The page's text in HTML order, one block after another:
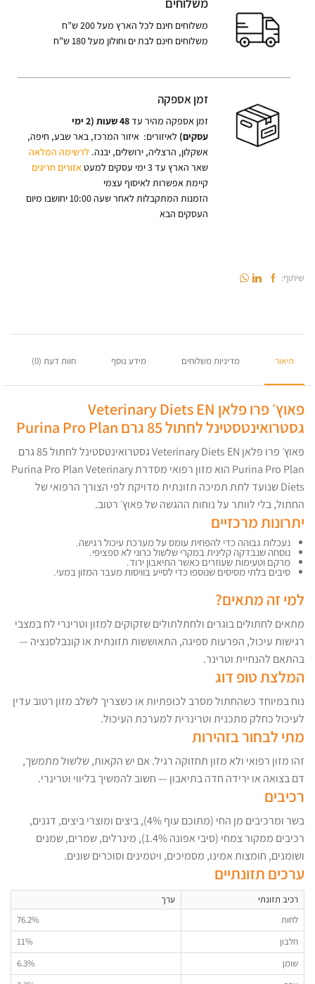
משלוחים
משלוחים חינם לכל הארץ מעל 200 ש”ח
משלוחים חינם לבת ים וחולון מעל 180 ש”ח
זמן אספקה
זמן אספקה מהיר עד
48 שעות (2 ימי
עסקים)לאיזורים: איזור המרכז, באר שבע, חיפה,
אשקלון, הרצליה, ירושלים, יבנה.לרשימה המלאה
שאר הארץ עד 3 ימי עסקים למעט
אזורים חריגים
קיימת אפשרות לאיסוף עצמי
הזמנות המתקבלות לאחר שעה 10:00 יחושבו מיום
העסקים הבא
שיתוף:
תיאור מדיניות משלוחים מידע נוסף חוות דעת (0)
פאוץ׳ פרו פלאן Veterinary Diets EN
גסטרואינטסטינל לחתול 85 גרם Purina Pro Plan
פאוץ׳ פרו פלאן Veterinary Diets EN גסטרואינטסטינל לחתול 85 גרם
Purina Pro Plan הוא מזון רפואי מסדרת Purina Pro Plan Veterinary
Diets שנועד לתת תמיכה תזונתית מדויקת לפי הצורך הרפואי של
החתול, בלי לוותר על נוחות ההגשה של פאוץ׳ רטוב.
יתרונות מרכזיים
נעכלות גבוהה כדי להפחית עומס על מערכת עיכול רגישה.
נוסחה שנבדקה קלינית במקרי שלשול כרוני לא ספציפי.
מרקם וטעימות שעוזרים כאשר התיאבון ירוד.
סיבים בלתי מסיסים שנוספו כדי לסייע בוויסות מעבר המזון במעי.
למי זה מתאים?
מתאים לחתולים בוגרים ולחתלתולים שזקוקים למזון וטרינרי לח במצבי
רגישות עיכול, הפרעות ספיגה, התאוששות תזונתית או קונבלסנציה —
בהתאם להנחיית וטרינר.
המלצת טופ דוג
נוח במיוחד כשהחתול מסרב לכופתיות או כשצריך לשלב מזון רטוב עדין
לעיכול כחלק מתכנית וטרינרית למערכת העיכול.
מתי לבחור בזהירות
זהו מזון רפואי ולא מזון תחזוקה רגיל. אם יש הקאות, שלשול מתמשך,
דם בצואה או ירידה חדה בתיאבון — חשוב להמשיך בליווי וטרינרי.
רכיבים
בשר ומרכיבים מן החי (מתוכם עוף 4%), ביצים ומוצרי ביצים, דגנים,
רכיבים ממקור צמחי (סיבי אפונה 1.4%), מינרלים, שמרים, שמנים
ושומנים, חומצות אמינו, מסמיכים, ויטמינים וסוכרים שונים.
ערכים תזונתיים
רכיב תזונתי
ערך
לחות
76.2%
חלבון
11%
שומן
6.3%